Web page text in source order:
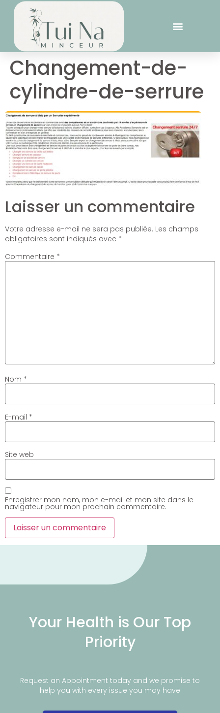
Changement-de-
cylindre-de-serrure
Laisser un commentaire
Votre adresse e-mail ne sera pas publiée. Les champs
obligatoires sont indiqués avec *
Commentaire *
Nom *
E-mail *
Site web
Enregistrer mon nom, mon e-mail et mon site dans le
navigateur pour mon prochain commentaire.
Your Health is Our Top
Priority
Request an Appointment today and we promise to
help you with every issue you may have